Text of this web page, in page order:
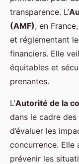
transparence. L’
(AMF), en
et réglementant
financiers. Elle
équitables et
prenantes.
L’Autorité de la
dans le cadre
d’évaluer les
concurrence. Elle
prévenir les